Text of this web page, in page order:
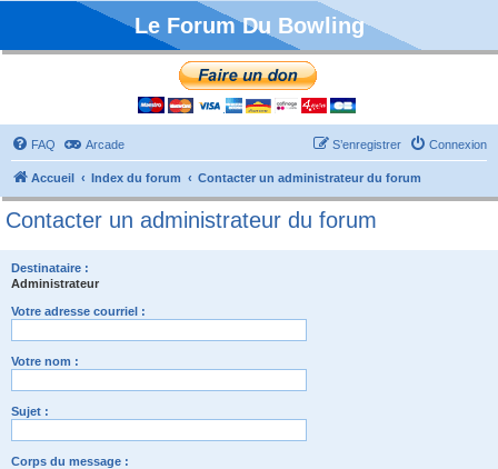
Le Forum Du Bowling
FAQ Arcade Connexion
S’enregistrer
Accueil Index du forum Contacter un administrateur du forum
Contacter un administrateur du forum
Destinataire :
Administrateur
Votre adresse courriel :
Votre nom :
Sujet :
Corps du message :